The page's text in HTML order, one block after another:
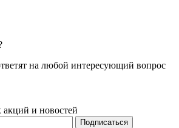
на любой интересующий вопрос
акций и новостей
Подписаться